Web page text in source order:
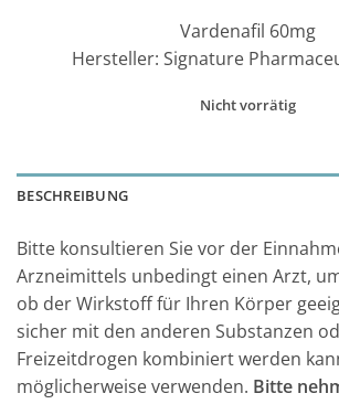
Vardenafil 60mg
Hersteller: Signature
Nicht vorrätig
BESCHREIBUNG
Bitte konsultieren Sie vor der
Arzneimittels unbedingt einen Arzt,
ob der Wirkstoff für Ihren Körper
sicher mit den anderen Substanzen
Freizeitdrogen kombiniert werden
möglicherweise verwenden. Bitte